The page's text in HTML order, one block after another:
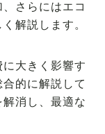
さらにはエコ
解説します。
大きく影響す
的に解説して
消し、最適な